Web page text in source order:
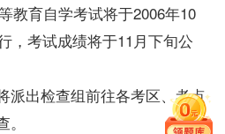
育自学考试将于2006年10
，考试成绩将于11月下旬公
出检查组前往各考区、考点